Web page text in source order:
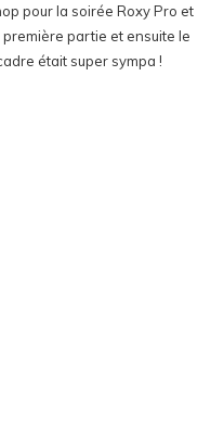
pour la soirée Roxy Pro et
première partie et ensuite le
était super sympa !